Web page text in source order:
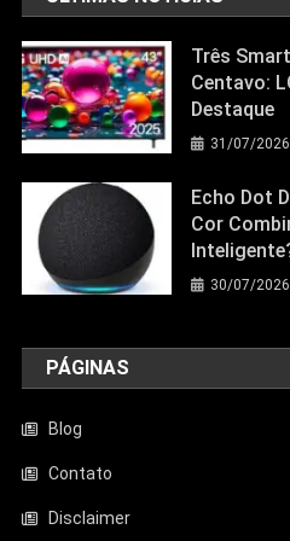
Três
Centavo:
Destaque
31/07/2026
Echo Dot
Cor
30/07/2026
PÁGINAS
Blog
Contato
Disclaimer